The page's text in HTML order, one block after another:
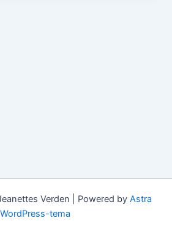
Verden | Powered by Astra
WordPress-tema